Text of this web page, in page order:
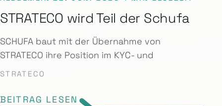
STRATECO wird Teil der Schufa
SCHUFA baut mit der Übernahme von
STRATECO ihre Position im KYC- und
STRATECO
BEITRAG LESEN